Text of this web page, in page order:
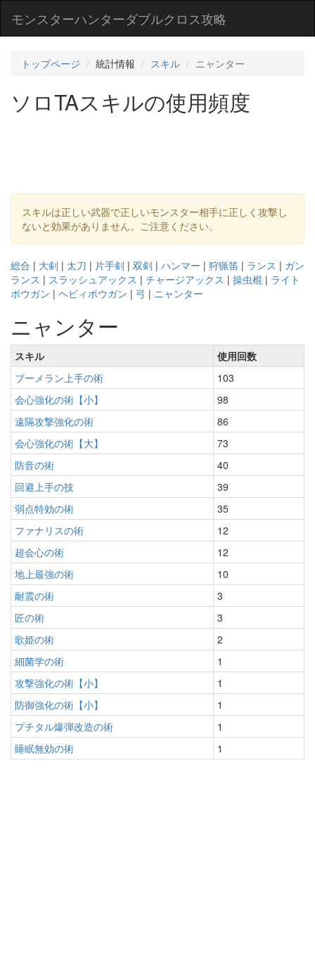
モンスターハンターダブルクロス攻略
トップページ 統計情報 スキル ニャンター
ソロTAスキルの使用頻度
スキルは正しい武器で正しいモンスター相手に正しく攻撃し
ないと効果がありません。ご注意ください。
総合 | 大剣 | 太刀 | 片手剣 | 双剣 | ハンマー | 狩猟笛 | ランス | ガン
ランス | スラッシュアックス | チャージアックス | 操虫棍 | ライト
ボウガン | ヘビィボウガン | 弓 | ニャンター
ニャンター
スキル
使用回数
ブーメラン上手の術
103
会心強化の術【小】
98
遠隔攻撃強化の術
86
会心強化の術【大】
73
防音の術
40
回避上手の技
39
弱点特効の術
35
ファナリスの術
12
超会心の術
12
地上最強の術
10
耐震の術
3
匠の術
3
歌姫の術
2
細菌学の術
1
攻撃強化の術【小】
1
防御強化の術【小】
1
プチタル爆弾改造の術
1
睡眠無効の術
1